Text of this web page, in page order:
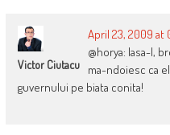
Victor Ciutacu
April 23, 2009 at
@horya: lasa-l,
ma-ndoiesc ca
guvernului pe biata conita!